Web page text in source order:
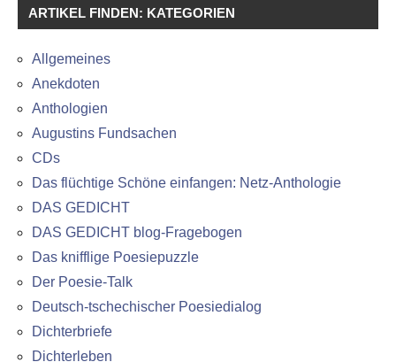
ARTIKEL FINDEN: KATEGORIEN
Allgemeines
Anekdoten
Anthologien
Augustins Fundsachen
CDs
Das flüchtige Schöne einfangen: Netz-Anthologie
DAS GEDICHT
DAS GEDICHT blog-Fragebogen
Das knifflige Poesiepuzzle
Der Poesie-Talk
Deutsch-tschechischer Poesiedialog
Dichterbriefe
Dichterleben